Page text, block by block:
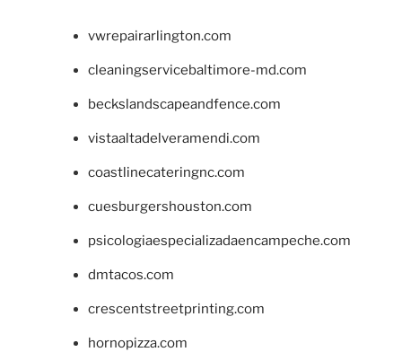
vwrepairarlington.com
cleaningservicebaltimore-md.com
beckslandscapeandfence.com
vistaaltadelveramendi.com
coastlinecateringnc.com
cuesburgershouston.com
psicologiaespecializadaencampeche.com
dmtacos.com
crescentstreetprinting.com
hornopizza.com